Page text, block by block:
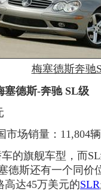
梅塞德斯奔驰
塞德斯-奔驰 SL级
场销量：11,804辆
旗舰车型，而SL
德斯还有一个同价
高达45万美元的SLR